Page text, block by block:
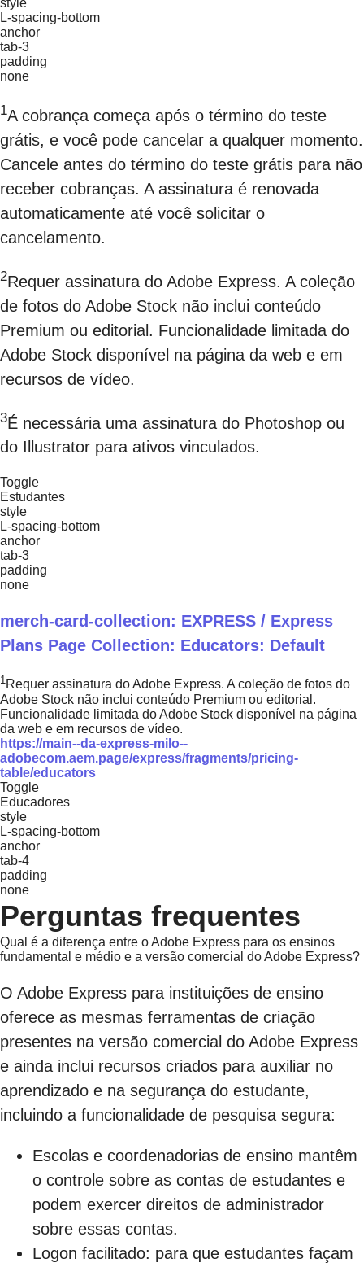
style
L-spacing-bottom
anchor
tab-3
padding
none
1A cobrança começa após o término do teste
grátis, e você pode cancelar a qualquer momento.
Cancele antes do término do teste grátis para não
receber cobranças. A assinatura é renovada
automaticamente até você solicitar o
cancelamento.
2Requer assinatura do Adobe Express. A coleção
de fotos do Adobe Stock não inclui conteúdo
Premium ou editorial. Funcionalidade limitada do
Adobe Stock disponível na página da web e em
recursos de vídeo.
3É necessária uma assinatura do Photoshop ou
do Illustrator para ativos vinculados.
Toggle
Estudantes
style
L-spacing-bottom
anchor
tab-3
padding
none
merch-card-collection: EXPRESS / Express
Plans Page Collection: Educators: Default
1Requer assinatura do Adobe Express. A coleção de fotos do
Adobe Stock não inclui conteúdo Premium ou editorial.
Funcionalidade limitada do Adobe Stock disponível na página
da web e em recursos de vídeo.
https://main--da-express-milo--
adobecom.aem.page/express/fragments/pricing-
table/educators
Toggle
Educadores
style
L-spacing-bottom
anchor
tab-4
padding
none
Perguntas frequentes
Qual é a diferença entre o Adobe Express para os ensinos
fundamental e médio e a versão comercial do Adobe Express?
O Adobe Express para instituições de ensino
oferece as mesmas ferramentas de criação
presentes na versão comercial do Adobe Express
e ainda inclui recursos criados para auxiliar no
aprendizado e na segurança do estudante,
incluindo a funcionalidade de pesquisa segura:
Escolas e coordenadorias de ensino mantêm
o controle sobre as contas de estudantes e
podem exercer direitos de administrador
sobre essas contas.
Logon facilitado: para que estudantes façam